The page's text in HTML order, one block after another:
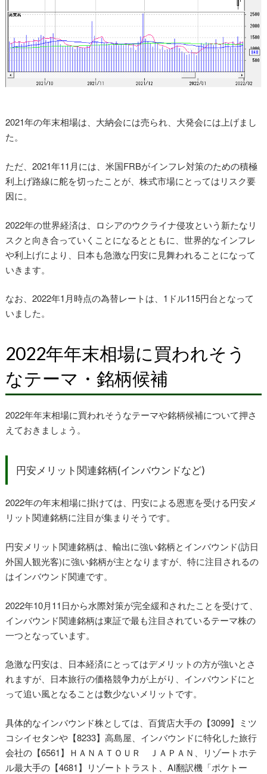
2021年の年末相場は、大納会には売られ、大発会には上げまし
た。
ただ、2021年11月には、米国FRBがインフレ対策のための積極
利上げ路線に舵を切ったことが、株式市場にとってはリスク要
因に。
2022年の世界経済は、ロシアのウクライナ侵攻という新たなリ
スクと向き合っていくことになるとともに、世界的なインフレ
や利上げにより、日本も急激な円安に見舞われることになって
いきます。
なお、2022年1月時点の為替レートは、1ドル115円台となって
いました。
2022年年末相場に買われそう
なテーマ・銘柄候補
2022年年末相場に買われそうなテーマや銘柄候補について押さ
えておきましょう。
円安メリット関連銘柄(インバウンドなど)
2022年の年末相場に掛けては、円安による恩恵を受ける円安メ
リット関連銘柄に注目が集まりそうです。
円安メリット関連銘柄は、輸出に強い銘柄とインバウンド(訪日
外国人観光客)に強い銘柄が主となりますが、特に注目されるの
はインバウンド関連です。
2022年10月11日から水際対策が完全緩和されたことを受けて、
インバウンド関連銘柄は東証で最も注目されているテーマ株の
一つとなっています。
急激な円安は、日本経済にとってはデメリットの方が強いとさ
れますが、日本旅行の価格競争力が上がり、インバウンドにと
って追い風となることは数少ないメリットです。
具体的なインバウンド株としては、百貨店大手の【3099】ミツ
コシイセタンや【8233】高島屋、インバウンドに特化した旅行
会社の【6561】ＨＡＮＡＴＯＵＲ ＪＡＰＡＮ、リゾートホテ
ル最大手の【4681】リゾートトラスト、AI翻訳機「ポケトー